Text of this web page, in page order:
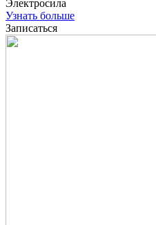
Электросила
Узнать больше
Записаться